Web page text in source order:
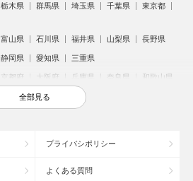
栃木県 群馬県 埼玉県 千葉県
東京都
富山県 石川県 福井県 山梨県 長野県
静岡県 愛知県 三重県
京都府 大阪府 兵庫県 奈良県 和歌山県
島根県 岡山県 広島県
沖縄県
全部見る
プライバシポリシー
よくある質問